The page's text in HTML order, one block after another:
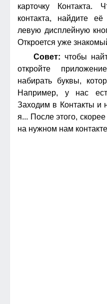
карточку Контакта.
контакта, найдите
левую дисплейную
Откроется уже
Совет: чтобы
откройте
набирать буквы,
Например, у нас
Заходим в Контакты и
я... После этого,
на нужном нам